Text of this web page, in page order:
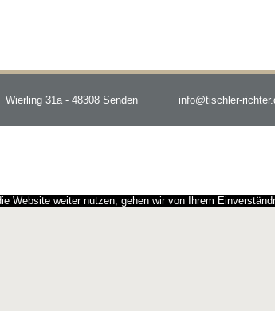
Wierling 31a - 48308 Senden info@tischler-
Website weiter nutzen, gehen wir von Ihrem